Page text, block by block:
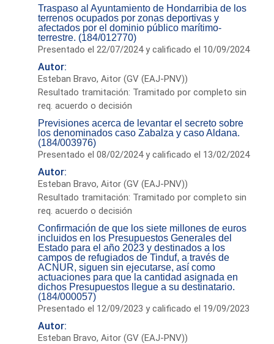
Traspaso al Ayuntamiento de Hondarribia de los
terrenos ocupados por zonas deportivas y
afectados por el dominio público marítimo-
terrestre. (184/012770)
Presentado el 22/07/2024 y calificado el 10/09/2024
Autor:
Esteban Bravo, Aitor (GV (EAJ-PNV))
Resultado tramitación: Tramitado por completo sin
req. acuerdo o decisión
Previsiones acerca de levantar el secreto sobre
los denominados caso Zabalza y caso Aldana.
(184/003976)
Presentado el 08/02/2024 y calificado el 13/02/2024
Autor:
Esteban Bravo, Aitor (GV (EAJ-PNV))
Resultado tramitación: Tramitado por completo sin
req. acuerdo o decisión
Confirmación de que los siete millones de euros
incluidos en los Presupuestos Generales del
Estado para el año 2023 y destinados a los
campos de refugiados de Tinduf, a través de
ACNUR, siguen sin ejecutarse, así como
actuaciones para que la cantidad asignada en
dichos Presupuestos llegue a su destinatario.
(184/000057)
Presentado el 12/09/2023 y calificado el 19/09/2023
Autor:
Esteban Bravo, Aitor (GV (EAJ-PNV))